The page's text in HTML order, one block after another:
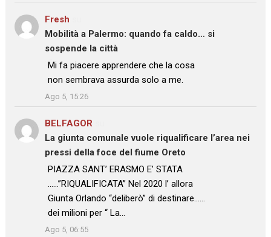
Fresh
Mobilità a Palermo: quando fa caldo… si
sospende la città
: “
Mi fa piacere apprendere che la cosa
non sembrava assurda solo a me.
”
Ago 5, 15:26
BELFAGOR
La giunta comunale vuole riqualificare l’area nei
pressi della foce del fiume Oreto
: “PIAZZA SANT’ ERASMO E’ STATA
……”RIQUALIFICATA” Nel 2020 l’ allora
Giunta Orlando “deliberò” di destinare……
dei milioni per “ La…
”
Ago 5, 06:55